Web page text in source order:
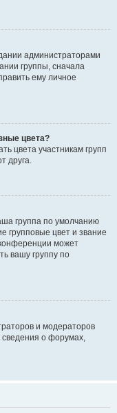
администраторами
группы, сначала
ему личное
цвета?
цвета участникам групп
друга.
группа по умолчанию
групповые цвет и звание
может
вашу группу по
и модераторов
о форумах,